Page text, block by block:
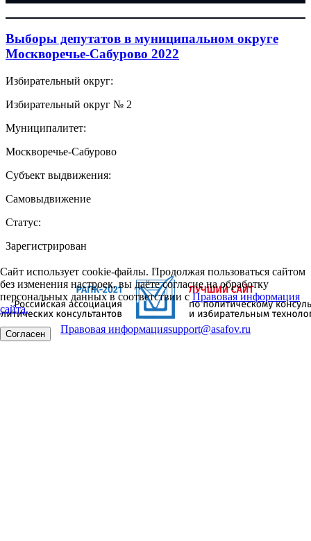
Выборы депутатов в муниципальном округе
Москворечье-Сабурово 2022
Избирательный округ:
Избирательный округ № 2
Муниципалитет:
Москворечье-Сабурово
Субъект выдвижения:
Самовыдвижение
Статус:
Зарегистрирован
Сайт использует cookie-файлы. Продолжая пользоваться сайтом
без изменения настроек, вы даёте согласие на обработку
персональных данных в соответствии сПравовая информация
сайта.
Согласен Правовая информацияsupport@asafov.ru